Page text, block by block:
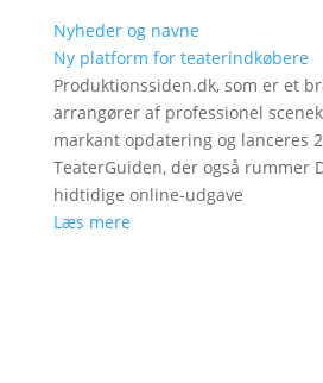
Nyheder og navne
Ny platform for teaterindkøbere
Produktionssiden.dk, som er et
arrangører af professionel
markant opdatering og lanceres
TeaterGuiden, der også rummer
hidtidige online-udgave
Læs mere